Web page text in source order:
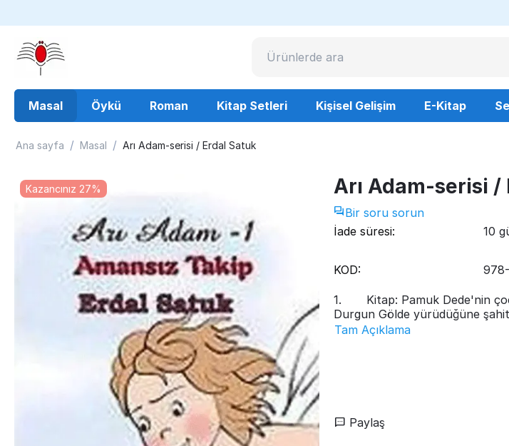
Masal Öykü Roman Kitap Setleri Kişisel Gelişim E-Kitap
Ana sayfa / Masal / Arı Adam-serisi / Erdal Satuk
Kazancınız 27% Arı Adam-serisi /
Bir soru sorun
İade süresi:
10
KOD:
1. Kitap: Pamuk Dede'nin
Durgun Gölde yürüdüğüne
Tam Açıklama
Paylaş